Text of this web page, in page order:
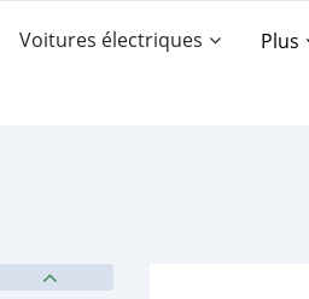
Voitures électriques Plus